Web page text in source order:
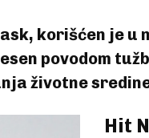
korišćen je u
povodom
životne
Hit